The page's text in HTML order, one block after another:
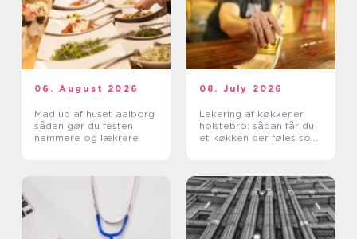
06. August 2026
Mad ud af huset aalborg
sådan gør du festen
nemmere og lækrere
08. July 2026
Lakering af køkkener
holstebro: sådan får du
et køkken der føles som